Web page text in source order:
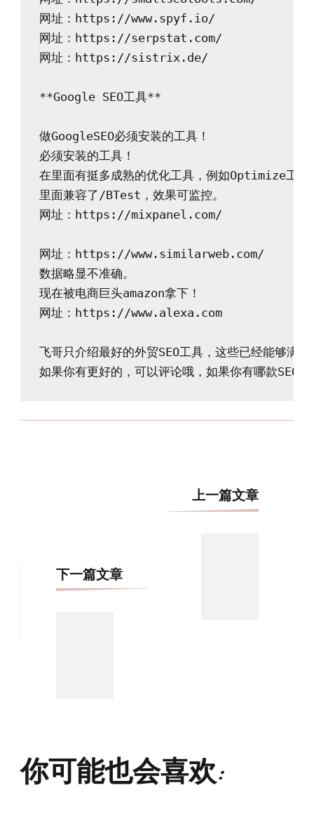
网址：https://www.spyf.io/
网址：https://serpstat.com/
网址：https://sistrix.de/
**Google SEO工具**
做GoogleSEO必须安装的工具！
必须安装的工具！
在里面有挺多成熟的优化工具，例如Optimize工具
里面兼容了/BTest，效果可监控。
网址：https://mixpanel.com/
网址：https://www.similarweb.com/
数据略显不准确。
现在被电商巨头amazon拿下！
网址：https://www.alexa.com
飞哥只介绍最好的外贸SEO工具，这些已经能够满
上一篇文章
下一篇文章
你可能也会喜欢: